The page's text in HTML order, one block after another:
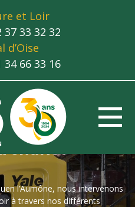
et Loir
37 33 32 32
d’Oise
34 66 33 16
chariot
l’Aumône, nous intervenons
à travers nos différents